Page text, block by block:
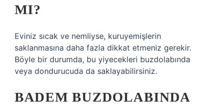
MI?
Eviniz sıcak ve nemliyse, kuruyemişlerin
saklanmasına daha fazla dikkat etmeniz gerekir.
Böyle bir durumda, bu yiyecekleri buzdolabında
veya dondurucuda da saklayabilirsiniz.
BADEM BUZDOLABINDA